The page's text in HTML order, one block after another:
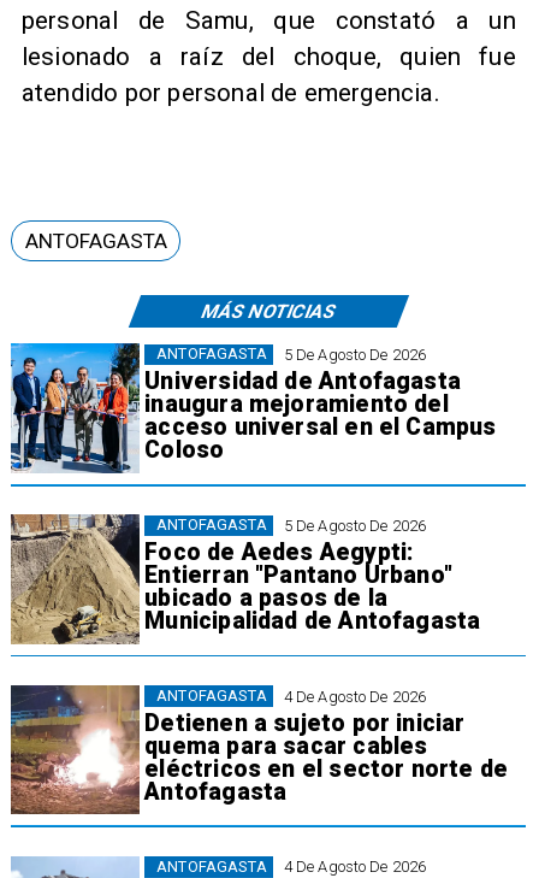
personal de Samu, que constató a un
lesionado a raíz del choque, quien fue
atendido por personal de emergencia.
MÁS NOTICIAS
5 De Agosto De 2026
Universidad de Antofagasta
inaugura mejoramiento del
acceso universal en el Campus
Coloso
ANTOFAGASTA
5 De Agosto De 2026
Foco de Aedes Aegypti:
Entierran "Pantano Urbano"
ubicado a pasos de la
Municipalidad de Antofagasta
ANTOFAGASTA
4 De Agosto De 2026
Detienen a sujeto por iniciar
quema para sacar cables
eléctricos en el sector norte de
Antofagasta
ANTOFAGASTA
4 De Agosto De 2026
ANTOFAGASTA
ANTOFAGASTA